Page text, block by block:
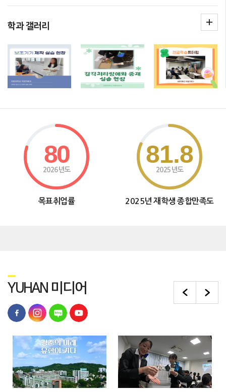
학과 갤러리
80
2026년도
목표취업률
81.8
2025년도
2025년 재학생 종합만족도
YUHAN 미디어